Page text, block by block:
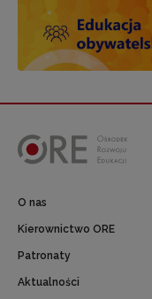
O nas
Kierownictwo ORE
Patronaty
Aktualności